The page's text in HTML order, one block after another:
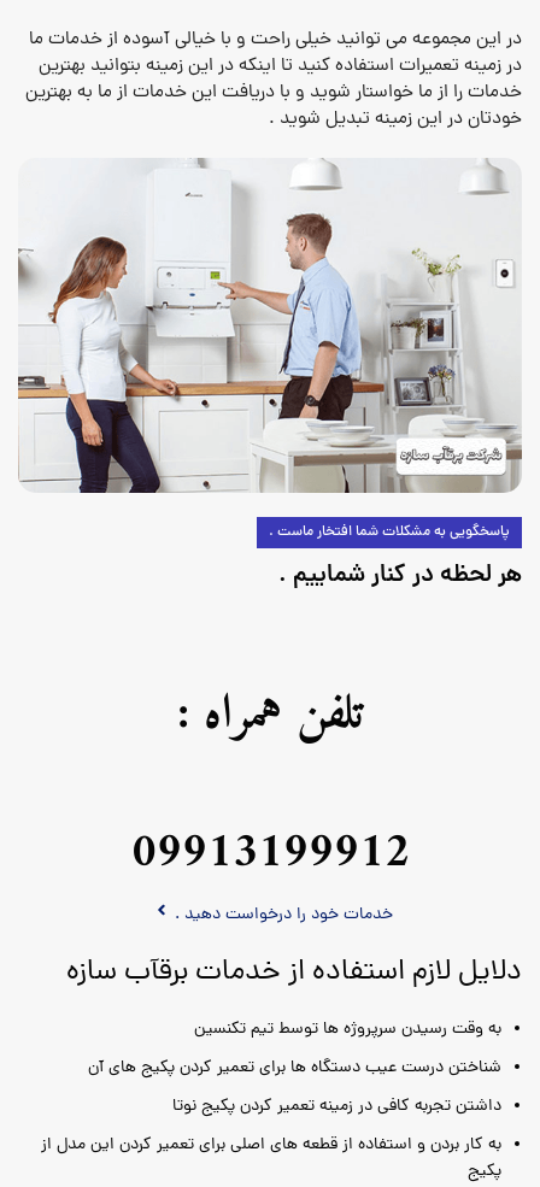
در این مجموعه می توانید خیلی راحت و با خیالی آسوده از خدمات ما
در زمینه تعمیرات استفاده کنید تا اینکه در این زمینه بتوانید بهترین
خدمات را از ما خواستار شوید و با دریافت این خدمات از ما به بهترین
خودتان در این زمینه تبدیل شوید .
پاسخگویی به مشکلات شما افتخار ماست .
هر لحظه در کنار شماییم .
تلفن همراه :
09913199912
خدمات خود را درخواست دهید .
دلایل لازم استفاده از خدمات برقآب سازه
به وقت رسیدن سرپروژه ها توسط تیم تکنسین
شناختن درست عیب دستگاه ها برای تعمیر کردن پکیج های آن
داشتن تجربه کافی در زمینه تعمیر کردن پکیج نوتا
به کار بردن و استفاده از قطعه های اصلی برای تعمیر کردن این مدل از
پکیج